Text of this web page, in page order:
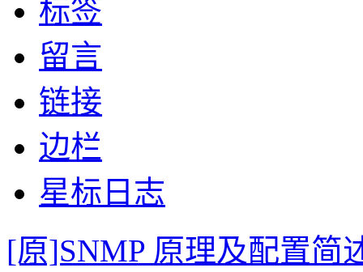
标签
留言
链接
边栏
星标日志
[原]SNMP 原理及配置简